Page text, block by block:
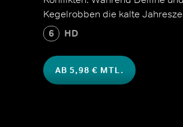
Kegelrobben die kalte
6 HD
AB 5,98 € MTL.